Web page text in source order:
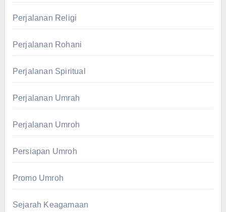
Perjalanan Religi
Perjalanan Rohani
Perjalanan Spiritual
Perjalanan Umrah
Perjalanan Umroh
Persiapan Umroh
Promo Umroh
Sejarah Keagamaan